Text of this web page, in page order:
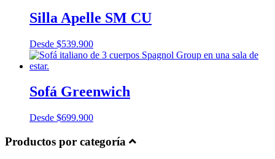
Silla Apelle SM CU
Desde $539.900
Sofá Greenwich
Desde $699.900
Productos por categoría